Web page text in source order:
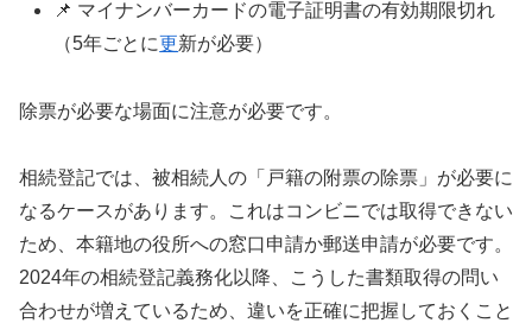
📌 マイナンバーカードの電子証明書の有効期限切れ
（5年ごとに更新が必要）
除票が必要な場面に注意が必要です。
相続登記では、被相続人の「戸籍の附票の除票」が必要に
なるケースがあります。これはコンビニでは取得できない
ため、本籍地の役所への窓口申請か郵送申請が必要です。
2024年の相続登記義務化以降、こうした書類取得の問い
合わせが増えているため、違いを正確に把握しておくこと